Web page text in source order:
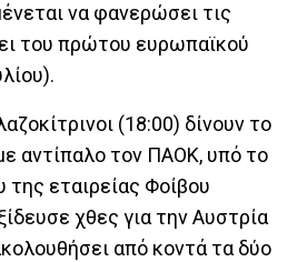
να φανερώσει τις
του πρώτου ευρωπαϊκού
(18:00) δίνουν το
αντίπαλο τον ΠΑΟΚ, υπό το
εταιρείας Φοίβου
χθες για την Αυστρία
από κοντά τα δύο